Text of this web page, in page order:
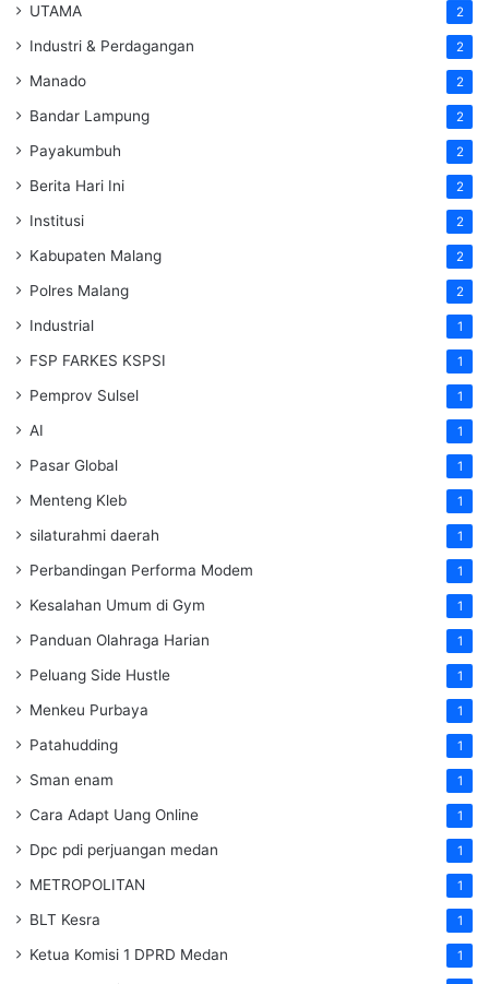
UTAMA 2
Industri & Perdagangan 2
Manado 2
Bandar Lampung 2
Payakumbuh 2
Berita Hari Ini 2
Institusi 2
Kabupaten Malang 2
Polres Malang 2
Industrial 1
FSP FARKES KSPSI 1
Pemprov Sulsel 1
AI 1
Pasar Global 1
Menteng Kleb 1
silaturahmi daerah 1
Perbandingan Performa Modem 1
Kesalahan Umum di Gym 1
Panduan Olahraga Harian 1
Peluang Side Hustle 1
Menkeu Purbaya 1
Patahudding 1
Sman enam 1
Cara Adapt Uang Online 1
Dpc pdi perjuangan medan 1
METROPOLITAN 1
BLT Kesra 1
Ketua Komisi 1 DPRD Medan 1